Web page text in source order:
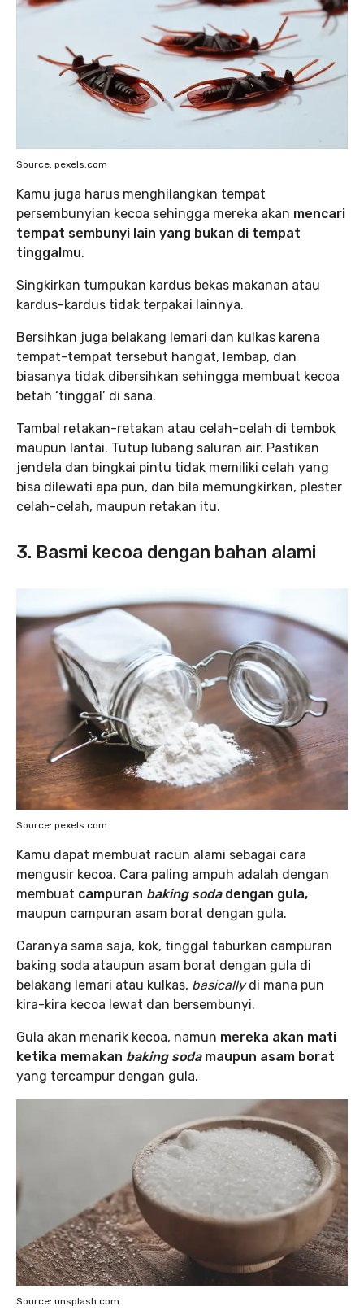
Source: pexels.com
Kamu juga harus menghilangkan tempat
persembunyian kecoa sehingga mereka akan mencari
tempat sembunyi lain yang bukan di tempat
tinggalmu.
Singkirkan tumpukan kardus bekas makanan atau
kardus-kardus tidak terpakai lainnya.
Bersihkan juga belakang lemari dan kulkas karena
tempat-tempat tersebut hangat, lembap, dan
biasanya tidak dibersihkan sehingga membuat kecoa
betah ‘tinggal’ di sana.
Tambal retakan-retakan atau celah-celah di tembok
maupun lantai. Tutup lubang saluran air. Pastikan
jendela dan bingkai pintu tidak memiliki celah yang
bisa dilewati apa pun, dan bila memungkirkan, plester
celah-celah, maupun retakan itu.
3. Basmi kecoa dengan bahan alami
Source: pexels.com
Kamu dapat membuat racun alami sebagai cara
mengusir kecoa. Cara paling ampuh adalah dengan
membuat campuran baking sodadengan gula,
maupun campuran asam borat dengan gula.
Caranya sama saja, kok, tinggal taburkan campuran
baking soda ataupun asam borat dengan gula di
belakang lemari atau kulkas, basicallydi mana pun
kira-kira kecoa lewat dan bersembunyi.
Gula akan menarik kecoa, namun mereka akan mati
ketika memakan baking sodamaupun asam borat
yang tercampur dengan gula.
Source: unsplash.com